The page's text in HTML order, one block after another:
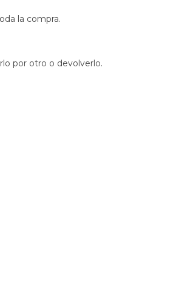
la compra.
por otro o devolverlo.